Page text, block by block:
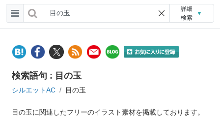
詳細
検索
▼
検索語句 : 目の玉
シルエットAC 目の玉
目の玉に関連したフリーのイラスト素材を掲載しております。